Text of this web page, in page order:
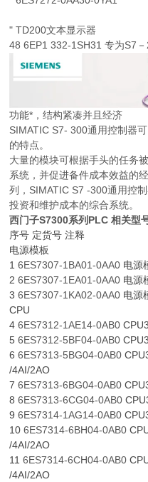
" TD200文本显示器
48 6EP1 332-1SH31 专为S7
功能*，结构紧凑并且经济
SIMATIC S7- 300通用控制器
的特点。
大量的模块可根据手头的任务
系统，并促进备件成本效益的
列，SIMATIC S7 -300通用控
投资和维护成本的综合系统。
西门子S7300系列PLC 相关型
序号 定货号 注释
电源模板
16ES7307-1BA01-0AA0 电源
26ES7307-1EA01-0AA0 电源
36ES7307-1KA02-0AA0 电源
CPU
46ES7312-1AE14-0AB0
56ES7312-5BF04-0AB0
66ES7313-5BG04-0AB0
/4AI/2AO
76ES7313-6BG04-0AB0
86ES7313-6CG04-0AB0
96ES7314-1AG14-0AB0
106ES7314-6BH04-0AB0
/4AI/2AO
116ES7314-6CH04-0AB0
/4AI/2AO